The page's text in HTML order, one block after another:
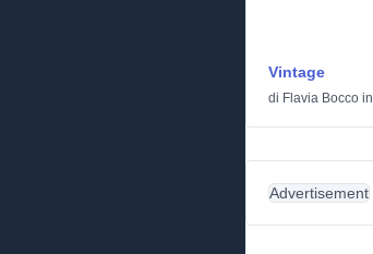
Vintage
di Flavia Bocco in
Advertisement